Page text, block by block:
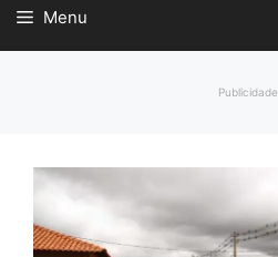
Menu
Publicidade